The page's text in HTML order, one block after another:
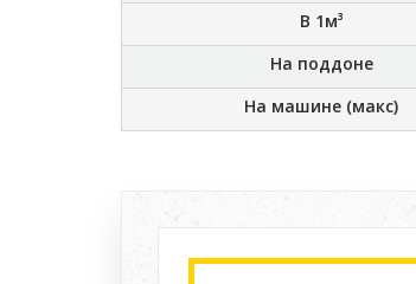
В 1м³
На поддоне
На машине (макс)